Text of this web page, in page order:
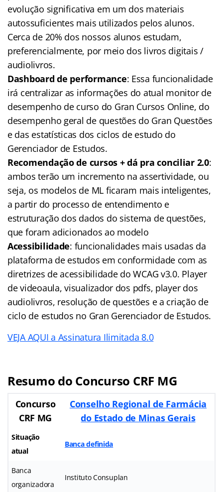
evolução significativa em um dos materiais
autossuficientes mais utilizados pelos alunos.
Cerca de 20% dos nossos alunos estudam,
preferencialmente, por meio dos livros digitais /
audiolivros.
Dashboard de performance: Essa funcionalidade
irá centralizar as informações do atual monitor de
desempenho de curso do Gran Cursos Online, do
desempenho geral de questões do Gran Questões
e das estatísticas dos ciclos de estudo do
Gerenciador de Estudos.
Recomendação de cursos + dá pra conciliar 2.0:
ambos terão um incremento na assertividade, ou
seja, os modelos de ML ficaram mais inteligentes,
a partir do processo de entendimento e
estruturação dos dados do sistema de questões,
que foram adicionados ao modelo
Acessibilidade: funcionalidades mais usadas da
plataforma de estudos em conformidade com as
diretrizes de acessibilidade do WCAG v3.0. Player
de videoaula, visualizador dos pdfs, player dos
audiolivros, resolução de questões e a criação de
ciclo de estudos no Gran Gerenciador de Estudos.
VEJA AQUI a Assinatura Ilimitada 8.0
Resumo do Concurso CRF MG
Concurso
CRF MG
Conselho Regional de Farmácia
do Estado de Minas Gerais
Situação
atual
Banca definida
Banca
organizadora
Instituto Consuplan